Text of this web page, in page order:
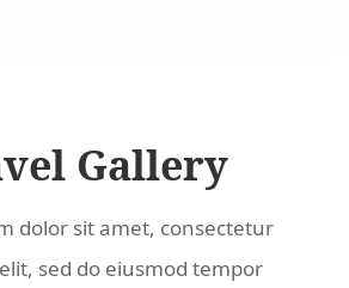
Gallery
dolor sit amet, consectetur
sed do eiusmod tempor